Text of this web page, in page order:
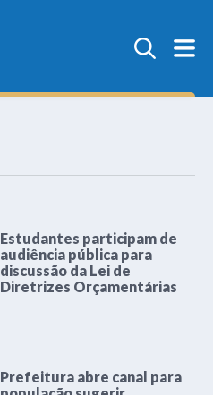
Estudantes participam de
audiência pública para
discussão da Lei de
Diretrizes Orçamentárias
Prefeitura abre canal para